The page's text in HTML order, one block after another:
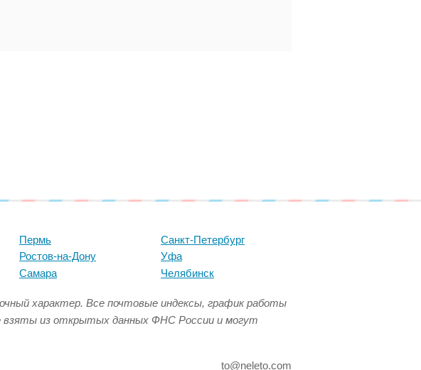
Пермь
Ростов-на-Дону
Самара
Санкт-Петербург
Уфа
Челябинск
характер. Все почтовые индексы, график работы
взяты из открытых данных ФНС России и могут
to@neleto.com